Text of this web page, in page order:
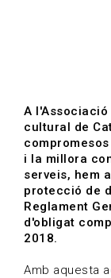
Vols estar
HOME /
A
cultural de
i la millora
serveis, hem
protecció de
Reglament
d'obligat
2018.
Amb aquesta